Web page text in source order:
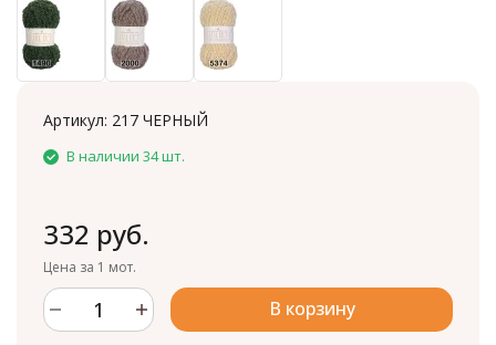
Артикул: 217 ЧЕРНЫЙ
В наличии 34 шт.
332 руб.
Цена за 1 мот.
В корзину